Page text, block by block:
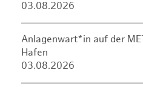
03.08.2026
Anlagenwart*in auf der
Hafen
03.08.2026